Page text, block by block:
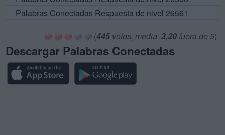
Palabras Conectadas Respuesta de nivel 26561
(445votos, media: 3,20 fuera de 5)
Descargar Palabras Conectadas